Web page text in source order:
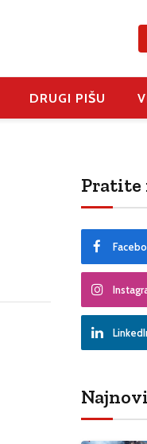
DRUGI PIŠU
Pratite